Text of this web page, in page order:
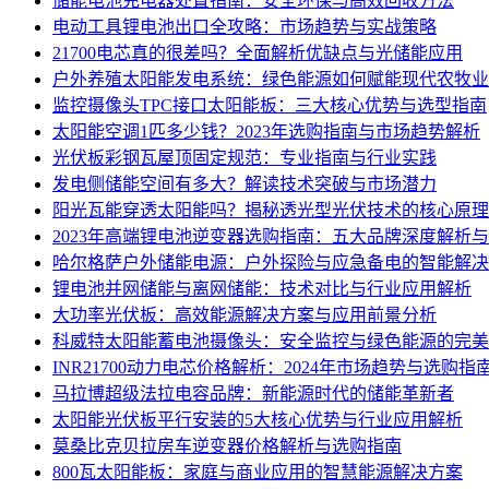
电动工具锂电池出口全攻略：市场趋势与实战策略
21700电芯真的很差吗？全面解析优缺点与光储能应用
户外养殖太阳能发电系统：绿色能源如何赋能现代农牧业
监控摄像头TPC接口太阳能板：三大核心优势与选型指南
太阳能空调1匹多少钱？2023年选购指南与市场趋势解析
光伏板彩钢瓦屋顶固定规范：专业指南与行业实践
发电侧储能空间有多大？解读技术突破与市场潜力
阳光瓦能穿透太阳能吗？揭秘透光型光伏技术的核心原理
2023年高端锂电池逆变器选购指南：五大品牌深度解析
哈尔格萨户外储能电源：户外探险与应急备电的智能解
锂电池并网储能与离网储能：技术对比与行业应用解析
大功率光伏板：高效能源解决方案与应用前景分析
科威特太阳能蓄电池摄像头：安全监控与绿色能源的完
INR21700动力电芯价格解析：2024年市场趋势与选购指
马拉博超级法拉电容品牌：新能源时代的储能革新者
太阳能光伏板平行安装的5大核心优势与行业应用解析
莫桑比克贝拉房车逆变器价格解析与选购指南
800瓦太阳能板：家庭与商业应用的智慧能源解决方案